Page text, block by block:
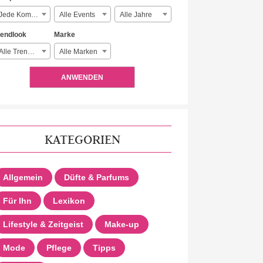
Jede Komplexität Alle Events Alle Jahre
Alle Trendlooks
Marke
Alle Marken
ANWENDEN
KATEGORIEN
Allgemein Düfte & Parfums
Für Ihn Lexikon
Lifestyle & Zeitgeist Make-up
Mode Pflege Tipps